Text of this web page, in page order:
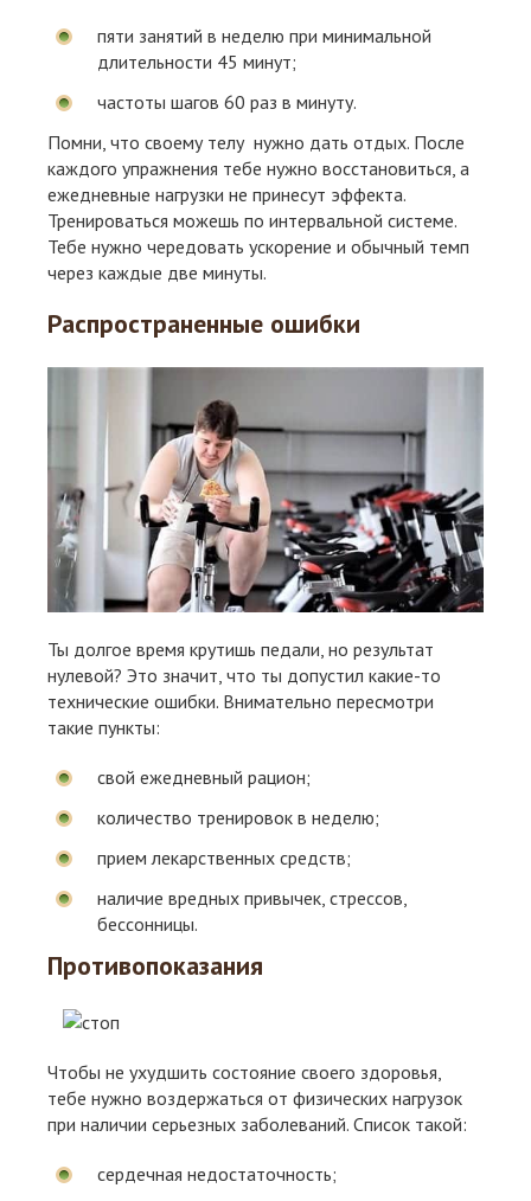
пяти занятий в неделю при минимальной
длительности 45 минут;
частоты шагов 60 раз в минуту.
Помни, что своему телу нужно дать отдых. После
каждого упражнения тебе нужно восстановиться, а
ежедневные нагрузки не принесут эффекта.
Тренироваться можешь по интервальной системе.
Тебе нужно чередовать ускорение и обычный темп
через каждые две минуты.
Распространенные ошибки
Ты долгое время крутишь педали, но результат
нулевой? Это значит, что ты допустил какие-то
технические ошибки. Внимательно пересмотри
такие пункты:
свой ежедневный рацион;
количество тренировок в неделю;
прием лекарственных средств;
наличие вредных привычек, стрессов,
бессонницы.
Противопоказания
Чтобы не ухудшить состояние своего здоровья,
тебе нужно воздержаться от физических нагрузок
при наличии серьезных заболеваний. Список такой:
сердечная недостаточность;